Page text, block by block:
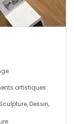
artistiques
Dessin,